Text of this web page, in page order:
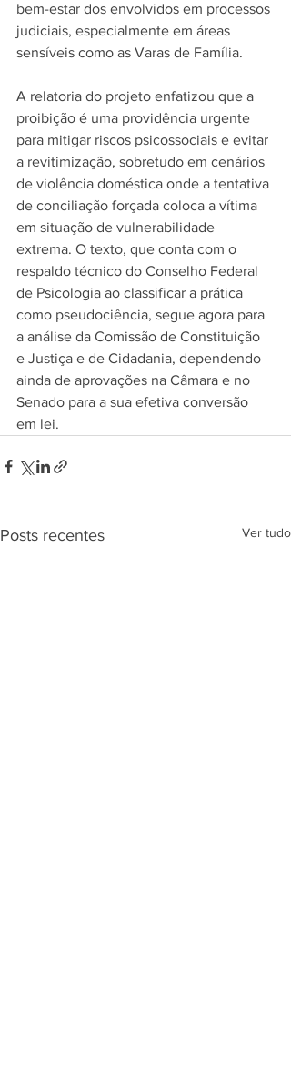
bem-estar dos envolvidos em processos
judiciais, especialmente em áreas
sensíveis como as Varas de Família.
A relatoria do projeto enfatizou que a
proibição é uma providência urgente
para mitigar riscos psicossociais e evitar
a revitimização, sobretudo em cenários
de violência doméstica onde a tentativa
de conciliação forçada coloca a vítima
em situação de vulnerabilidade
extrema. O texto, que conta com o
respaldo técnico do Conselho Federal
de Psicologia ao classificar a prática
como pseudociência, segue agora para
a análise da Comissão de Constituição
e Justiça e de Cidadania, dependendo
ainda de aprovações na Câmara e no
Senado para a sua efetiva conversão
em lei.
Posts recentes Ver tudo